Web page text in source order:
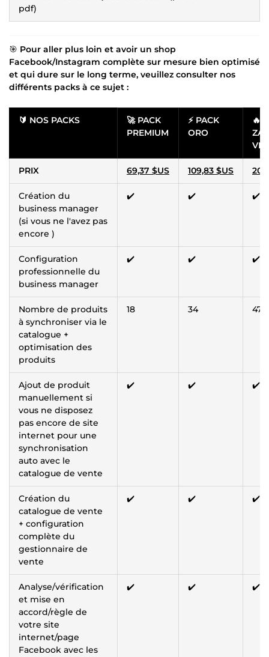
pdf)
🎯 Pour aller plus loin et avoir un shop
Facebook/Instagram complète sur mesure bien optimisé
et qui dure sur le long terme, veuillez consulter nos
différents packs à ce sujet :
🔰 NOS PACKS
🚀 PACK
PREMIUM
⚡ PACK
ORO
🔥
VIP
PRIX 69,37 $US 109,83 $US
Création du
business manager
(si vous ne l'avez pas
encore )
✔️ ✔️ ✔️
Configuration
professionnelle du
business manager
✔️ ✔️ ✔️
Nombre de produits
à synchroniser via le
catalogue +
optimisation des
produits
18 34 47
Ajout de produit
manuellement si
vous ne disposez
pas encore de site
internet pour une
synchronisation
auto avec le
catalogue de vente
✔️ ✔️ ✔️
Création du
catalogue de vente
+ configuration
complète du
gestionnaire de
vente
✔️ ✔️ ✔️
Analyse/vérification
et mise en
accord/règle de
votre site
internet/page
Facebook avec les
✔️ ✔️ ✔️